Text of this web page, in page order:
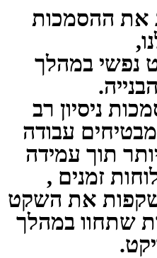
את ההסמכות
נפשי במהלך
ניסיון רב
עבודה
תוך עמידה
זמנים ,
את השקט
שתחוו במהלך